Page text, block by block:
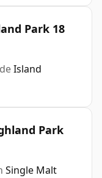
Park 18
Island
Park
Single Malt